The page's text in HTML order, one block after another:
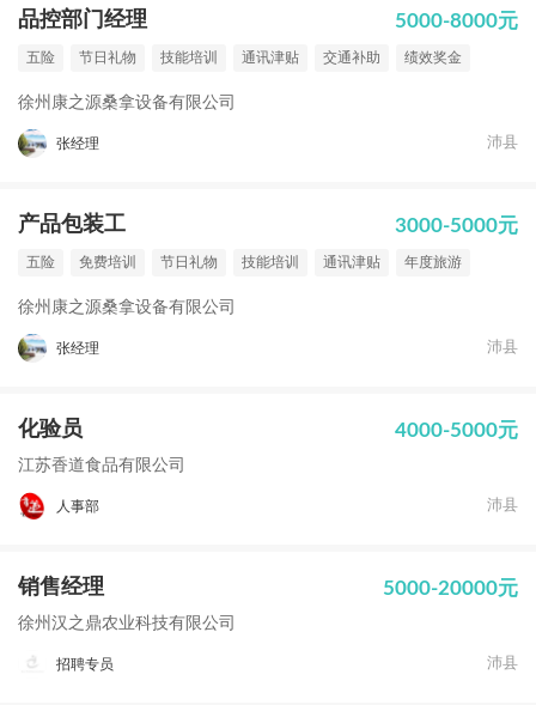
品控部门经理 5000-8000元
五险 节日礼物 技能培训 通讯津贴 交通补助 绩效奖金
徐州康之源桑拿设备有限公司
张经理 沛县
产品包装工 3000-5000元
五险 免费培训 节日礼物 技能培训 通讯津贴 年度旅游
徐州康之源桑拿设备有限公司
张经理 沛县
化验员 4000-5000元
江苏香道食品有限公司
人事部 沛县
销售经理 5000-20000元
徐州汉之鼎农业科技有限公司
招聘专员 沛县